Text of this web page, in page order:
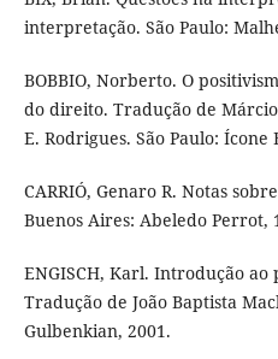
interpretação. São Paulo:
BOBBIO, Norberto. O
do direito. Tradução de
E. Rodrigues. São Paulo: Ícone
CARRIÓ, Genaro R. Notas
Buenos Aires: Abeledo Perrot,
ENGISCH, Karl. Introdução
Tradução de João Baptista
Gulbenkian, 2001.